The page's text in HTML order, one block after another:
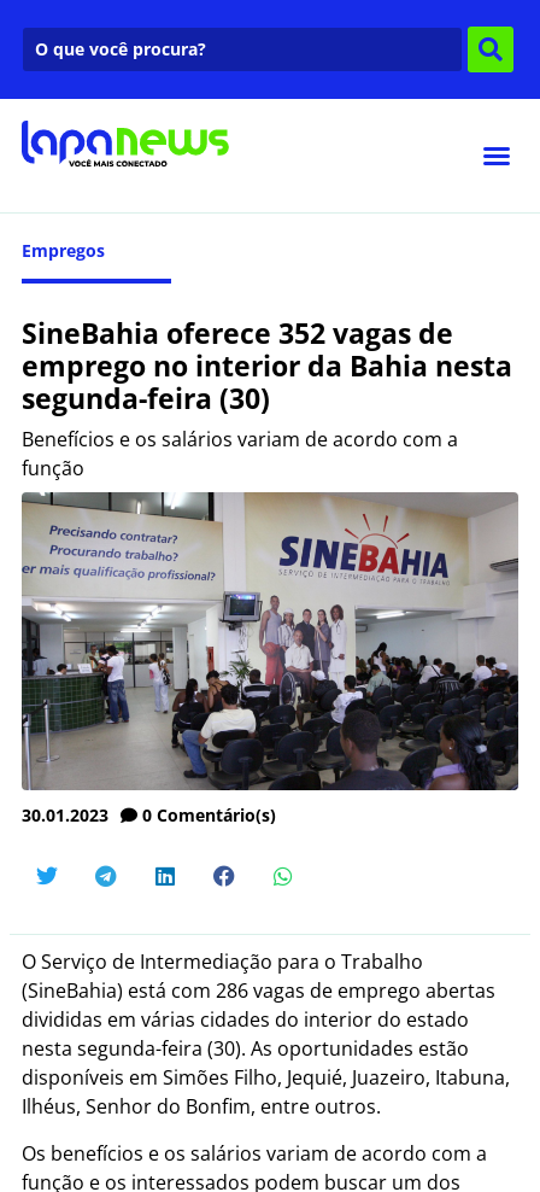
Empregos
SineBahia oferece 352 vagas de
emprego no interior da Bahia nesta
segunda-feira (30)
Benefícios e os salários variam de acordo com a
função
30.01.2023 0 Comentário(s)
O Serviço de Intermediação para o Trabalho
(SineBahia) está com 286 vagas de emprego abertas
divididas em várias cidades do interior do estado
nesta segunda-feira (30). As oportunidades estão
disponíveis em Simões Filho, Jequié, Juazeiro, Itabuna,
Ilhéus, Senhor do Bonfim, entre outros.
Os benefícios e os salários variam de acordo com a
função e os interessados podem buscar um dos